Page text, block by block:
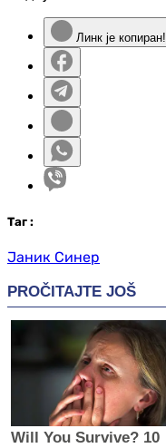
Линк је копиран!
Таг :
Јаник Синер